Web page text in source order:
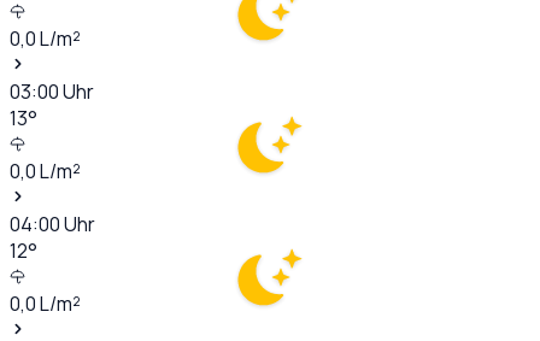
0,0L/m²
03:00Uhr
13°
0,0L/m²
04:00Uhr
12°
0,0L/m²